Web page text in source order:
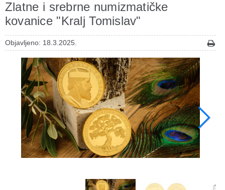
Zlatne i srebrne numizmatičke
kovanice "Kralj Tomislav"
Objavljeno: 18.3.2025.